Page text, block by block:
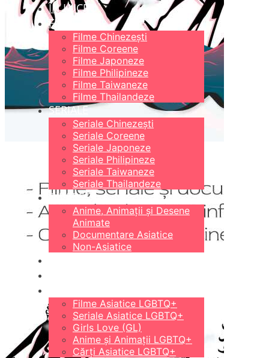
ÎN LUCRU
FILME
Filme Chinezești
Filme Coreene
Filme Japoneze
Filme Philipineze
Filme Taiwaneze
Filme Thailandeze
SERIALE
Seriale Chinezești
Seriale Coreene
Seriale Japoneze
Seriale Philipineze
Seriale Taiwaneze
Seriale Thailandeze
DIVERSE
Anime, Animații și Desene
Animate
Documentare Asiatice
Non-Asiatice
Filme Asiatice LGBTQ+
Seriale Asiatice LGBTQ+
Girls Love (GL)
Anime și Animații LGBTQ+
Cărți Asiatice LGBTQ+